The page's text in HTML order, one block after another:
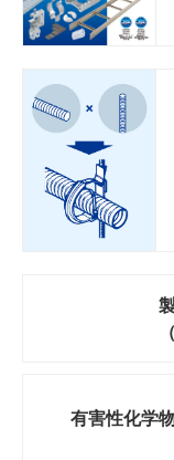
有害性化学